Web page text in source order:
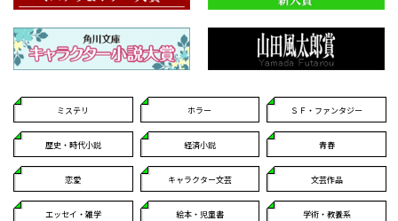
ミステリ ホラー ＳＦ・ファンタジー
歴史・時代小説 経済小説 青春
恋愛 キャラクター文芸 文芸作品
エッセイ・雑学 絵本・児童書 学術・教養系